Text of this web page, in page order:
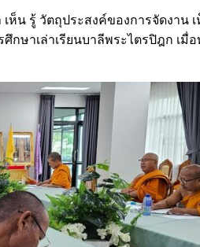
น รู้ วัตถุประสงค์ของการจัดงา
กษาเล่าเรียนบาลีพระไตรปิฎก